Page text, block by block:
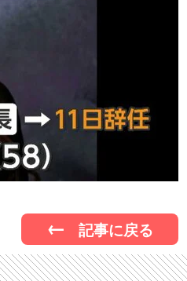
記事に戻る